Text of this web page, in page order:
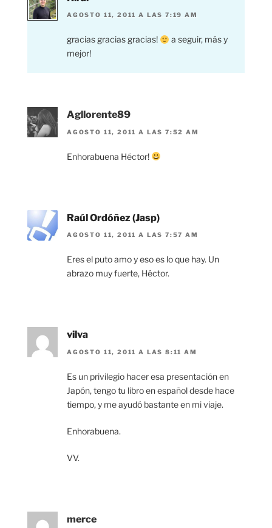
AGOSTO 11, 2011 A LAS 7:19 AM
gracias gracias gracias!
a seguir, más y
mejor!
Agllorente89
AGOSTO 11, 2011 A LAS 7:52 AM
Enhorabuena Héctor!
Raúl Ordóñez (Jasp)
AGOSTO 11, 2011 A LAS 7:57 AM
Eres el puto amo y eso es lo que hay. Un
abrazo muy fuerte, Héctor.
vilva
AGOSTO 11, 2011 A LAS 8:11 AM
Es un privilegio hacer esa presentación en
Japón, tengo tu libro en español desde hace
tiempo, y me ayudó bastante en mi viaje.
Enhorabuena.
VV.
merce